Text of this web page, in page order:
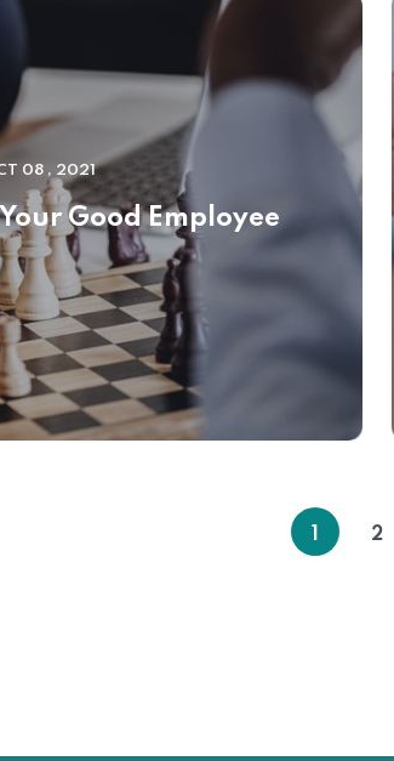
08 , 2021
Good Employee
2